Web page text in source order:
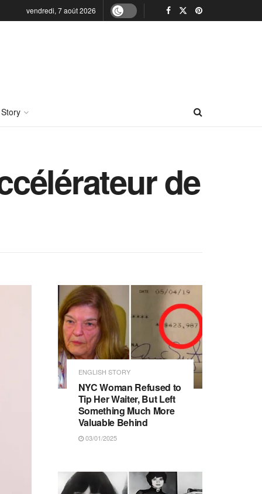
vendredi, 7 août 2026
de
ENGLISH STORY
NYC Woman Refused to
Tip Her Waiter, But Left
Something Much More
Valuable Behind
03/01/2025